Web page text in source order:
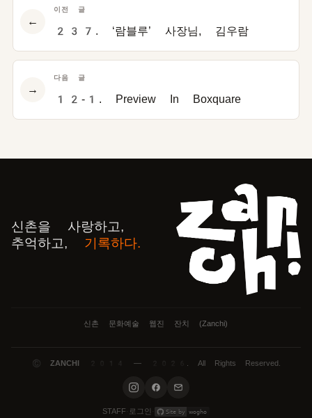
←
이전 글
237. ‘람블루’ 사장님, 김우람
다음 글
12-1. Preview In Boxquare
→
신촌을 사랑하고,
추억하고, 기록하다.
신촌 문화예술 웹진 잔치 (Zanchi)
© ZANCHI 2014 — 2026. All Rights Reserved.
STAFF 로그인